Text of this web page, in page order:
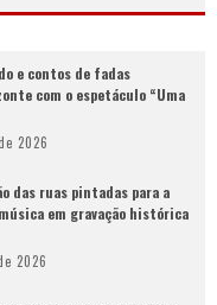
e contos de fadas
com o espetáculo “Uma
2026
das ruas pintadas para a
em gravação histórica
2026